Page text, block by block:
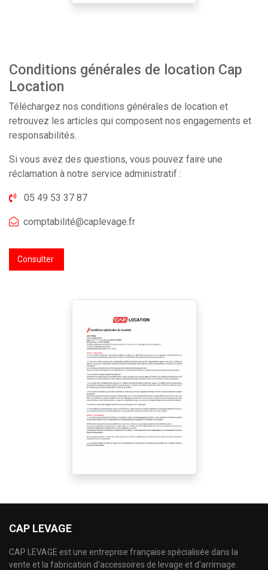
Conditions générales de location Cap
Location
Téléchargez nos conditions générales de location et
retrouvez les articles qui composent nos engagements et
responsabilités.
Si vous avez des questions, vous pouvez faire une
réclamation à notre service administratif :
05 49 53 37 87
comptabilité@caplevage.fr
Consulter
CAP LEVAGE
CAP LEVAGE est une entreprise française spécialisée dans la
vente et la fabrication d'accessoires de levage et d'arrimage.